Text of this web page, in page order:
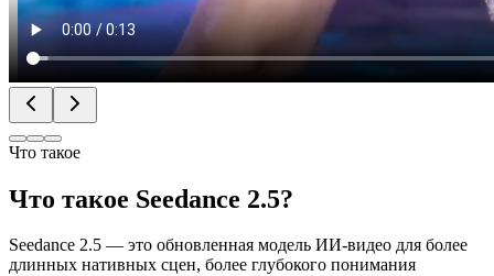
Что такое
Что такое Seedance 2.5?
Seedance 2.5 — это обновленная модель ИИ-видео для более
длинных нативных сцен, более глубокого понимания